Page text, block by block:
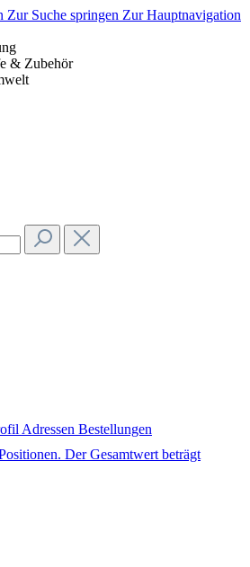
Zur Suche springen Zur Hauptnavigation
& Zubehör
Adressen Bestellungen
Der Gesamtwert beträgt